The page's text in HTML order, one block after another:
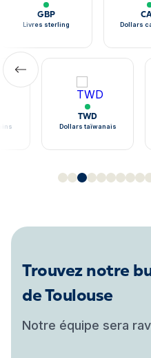
GBP
Livres sterling Dollars
TWD
Dollars taïwanais
Trouvez notre
de Toulouse
Notre équipe sera